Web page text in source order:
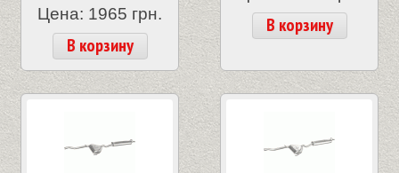
Цена: 1965 грн.
В корзину
В корзину